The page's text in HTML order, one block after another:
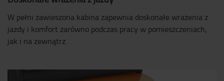
W pełni zawieszona kabina zapewnia doskonałe wrażenia z
jazdy i komfort zarówno podczas pracy w pomieszczeniach,
jak i na zewnątrz.